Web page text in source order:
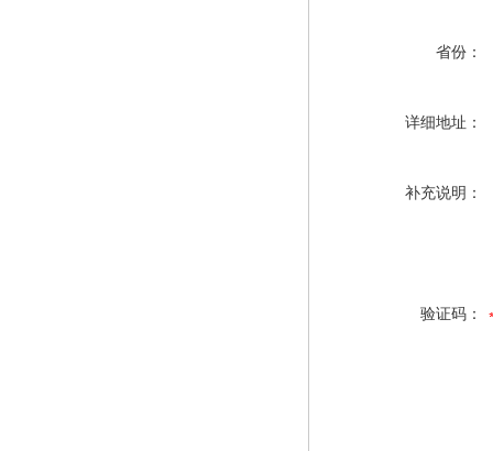
省份：
详细地址：
补充说明：
验证码：